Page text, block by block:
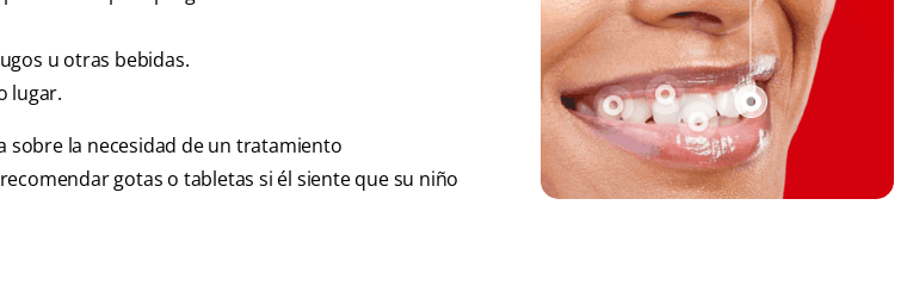
u otras bebidas.
lugar.
sobre la necesidad de un tratamiento
gotas o tabletas si él siente que su niño